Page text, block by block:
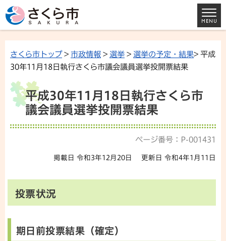
さくら市トップ> 市政情報 > 選挙 > 選挙の予定・結果> 平成
30年11月18日執行さくら市議会議員選挙投開票結果
平成30年11月18日執行さくら市
議会議員選挙投開票結果
ページ番号：P-001431
掲載日 令和3年12月20日 更新日 令和4年1月11日
投票状況
期日前投票結果（確定）